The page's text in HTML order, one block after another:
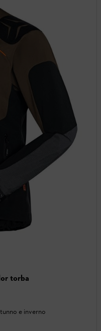
torba
e inverno